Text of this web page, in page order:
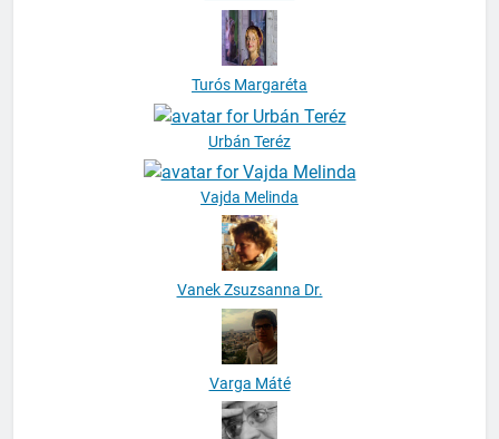
Turós Margaréta
Urbán Teréz
Vajda Melinda
Vanek Zsuzsanna Dr.
Varga Máté